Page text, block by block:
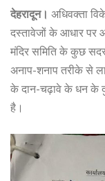
देहरादून। अधिवक्ता
दस्तावेजों के आधार पर
मंदिर समिति के कुछ
अनाप-शनाप तरीके से
के दान-चढ़ावे के धन के
है।